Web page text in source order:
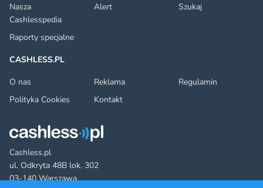
Cashless.pl
ul. Odkryta 48B lok. 302
03-140 Warszawa
Nasza
Cashlesspedia
Alert Szukaj
Raporty specjalne
CASHLESS.PL
O nas
Reklama
Regulamin
Polityka Cookies
Kontakt